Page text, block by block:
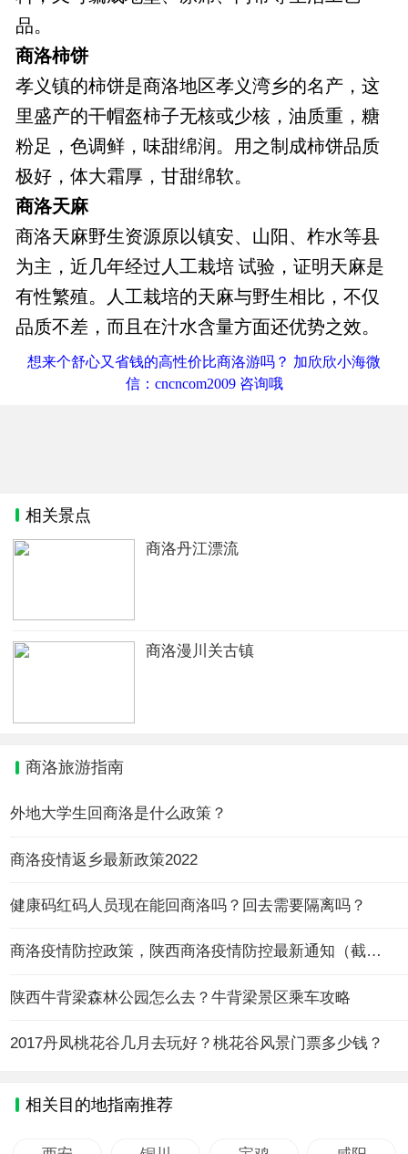
品。
商洛柿饼
孝义镇的柿饼是商洛地区孝义湾乡的名产，这
里盛产的干帽盔柿子无核或少核，油质重，糖
粉足，色调鲜，味甜绵润。用之制成柿饼品质
极好，体大霜厚，甘甜绵软。
商洛天麻
商洛天麻野生资源原以镇安、山阳、柞水等县
为主，近几年经过人工栽培 试验，证明天麻是
有性繁殖。人工栽培的天麻与野生相比，不仅
品质不差，而且在汁水含量方面还优势之效。
想来个舒心又省钱的高性价比商洛游吗？ 加欣欣小海微
信：cncncom2009 咨询哦
相关景点
商洛丹江漂流
商洛漫川关古镇
商洛旅游指南
外地大学生回商洛是什么政策？
商洛疫情返乡最新政策2022
健康码红码人员现在能回商洛吗？回去需要隔离吗？
商洛疫情防控政策，陕西商洛疫情防控最新通知（截止8月3日）
陕西牛背梁森林公园怎么去？牛背梁景区乘车攻略
2017丹凤桃花谷几月去玩好？桃花谷风景门票多少钱？
相关目的地指南推荐